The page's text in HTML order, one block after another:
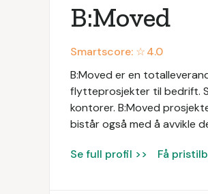
B:Moved
Smartscore: ☆4.0
B:Moved er en
flytteprosjekter til bedrift.
kontorer. B:Moved
bistår også med å avvikle
Se full profil >> Få